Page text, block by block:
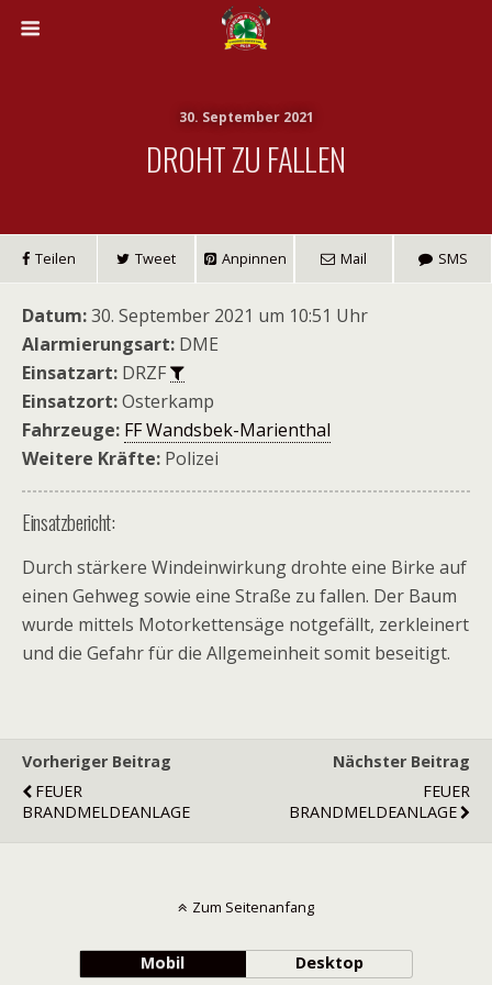
30. September 2021
DROHT ZU FALLEN
Teilen Tweet Anpinnen Mail SMS
Datum:30. September 2021 um 10:51 Uhr
Alarmierungsart: DME
Einsatzart: DRZF
Einsatzort:Osterkamp
Fahrzeuge: FF Wandsbek-Marienthal
Weitere Kräfte: Polizei
Einsatzbericht:
Durch stärkere Windeinwirkung drohte eine Birke auf
einen Gehweg sowie eine Straße zu fallen. Der Baum
wurde mittels Motorkettensäge notgefällt, zerkleinert
und die Gefahr für die Allgemeinheit somit beseitigt.
Vorheriger Beitrag
FEUER
BRANDMELDEANLAGE
Nächster Beitrag
FEUER
BRANDMELDEANLAGE
Zum Seitenanfang
Mobil Desktop